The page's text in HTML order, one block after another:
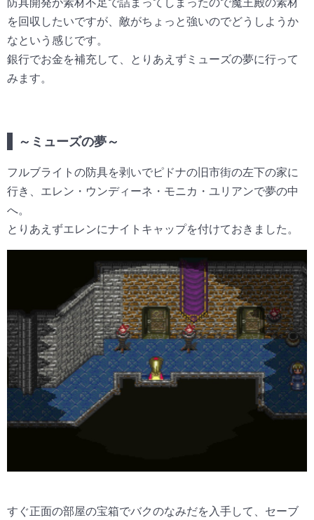
防具開発が素材不足で詰まってしまったので魔王殿の素材
を回収したいですが、敵がちょっと強いのでどうしようか
なという感じです。
銀行でお金を補充して、とりあえずミューズの夢に行って
みます。
～ミューズの夢～
フルブライトの防具を剥いでピドナの旧市街の左下の家に
行き、エレン・ウンディーネ・モニカ・ユリアンで夢の中
へ。
とりあえずエレンにナイトキャップを付けておきました。
すぐ正面の部屋の宝箱でバクのなみだを入手して、セーブ